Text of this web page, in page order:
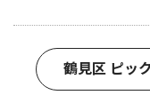
鶴見区 ピッ